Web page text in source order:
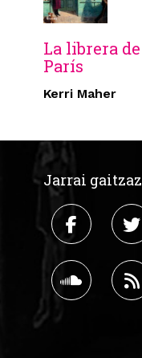
La librera de
París
Kerri Maher
Jarrai